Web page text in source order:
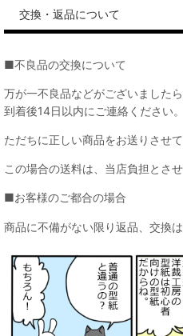
交換・返品について
■不良品の交換について
万が一不良品などがございました
到着後14日以内にご連絡ください。
ただちに正しい商品をお送りさせて
この場合の送料は、当店負担とさせ
■お客様のご都合の場合
商品に不備がない限り返品、交換